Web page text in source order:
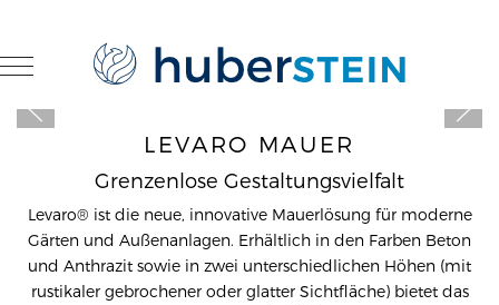
Mobile Menu Toggle
LEVARO MAUER
Grenzenlose Gestaltungsvielfalt
Levaro® ist die neue, innovative Mauerlösung für moderne
Gärten und Außenanlagen. Erhältlich in den Farben Beton
und Anthrazit sowie in zwei unterschiedlichen Höhen (mit
rustikaler gebrochener oder glatter Sichtfläche) bietet das